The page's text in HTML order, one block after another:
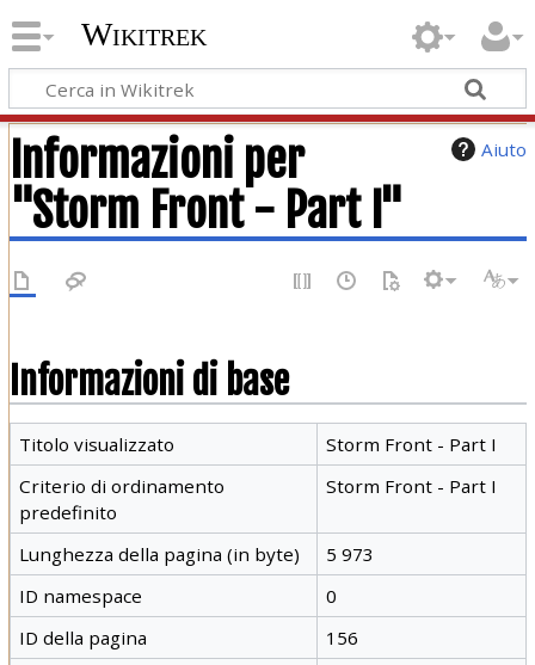
Wikitrek
Aiuto
Informazioni per
"Storm Front - Part I"
Informazioni di base
Titolo visualizzato
Storm Front - Part I
Criterio di ordinamento
predefinito
Storm Front - Part I
Lunghezza della pagina (in byte)
5 973
ID namespace
0
ID della pagina
156